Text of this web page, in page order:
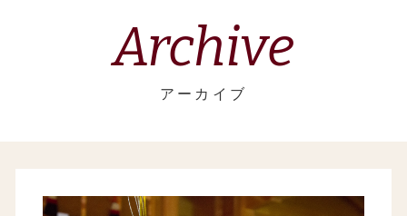
Archive
アーカイブ